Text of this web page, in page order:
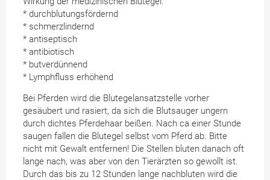
* durchblutungsfördernd
* schmerzlindernd
* antiseptisch
* antibiotisch
* butverdünnend
* Lymphfluss erhöhend
Bei Pferden wird die Blutegelansatzstelle vorher
gesäubert und rasiert, da sich die Blutsauger ungern
durch dichtes Pferdehaar beißen. Nach ca einer Stunde
saugen fallen die Blutegel selbst vom Pferd ab. Bitte
nicht mit Gewalt entfernen! Die Stellen bluten danach oft
lange nach, was aber von den Tierärzten so gewollt ist.
Durch das bis zu 12 Stunden lange nachbluten wird die